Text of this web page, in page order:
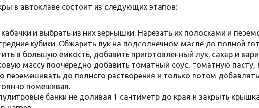
в автоклаве состоит из следующих этапов:
и выбрать из них зернышки. Нарезать их полосками и
кубики. Обжарить лук на подсолнечном масле до полной
в большую емкость, добавить приготовленный лук, сахар и
массу поочередно добавить томатный соус, томатную пасту,
перемешивать до полного растворения и только потом
помешивая.
банки не доливая 1 сантиметр до края и закрыть